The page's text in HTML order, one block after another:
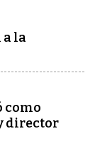
la
como
director